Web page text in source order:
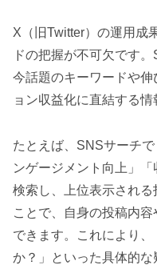
X（旧Twitter）の運用成
ドの把握が不可欠です
今話題のキーワードや
ョン収益化に直結する
たとえば、SNSサーチ
ンゲージメント向上」
検索し、上位表示され
ことで、自身の投稿内
できます。これにより
か？」といった具体的